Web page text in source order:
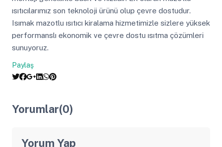
ısıtıcılarımız son teknoloji ürünü olup çevre dostudur.
Isımak mazotlu ısıtıcı kiralama hizmetimizle sizlere yüksek
performanslı ekonomik ve çevre dostu ısıtma çözümleri
sunuyoruz.
Paylaş
Yorumlar(0)
Yorum Yap